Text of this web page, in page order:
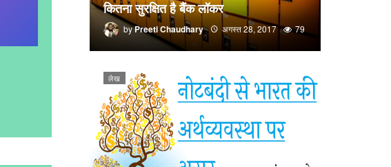
कितना सुरक्षित है बैंक लॉकर
byPreeti Chaudhary अगस्त 28, 2017 79
लेख